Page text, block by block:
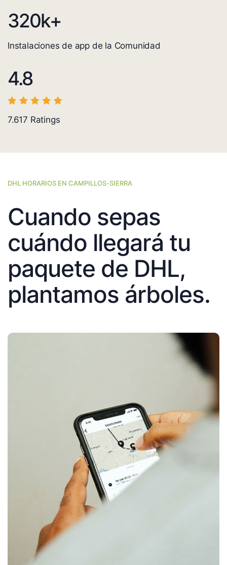
320k+
Instalaciones de app de la Comunidad
4.8
7.617 Ratings
DHL HORARIOS EN CAMPILLOS-SIERRA
Cuando sepas
cuándo llegará tu
paquete de DHL,
plantamos árboles.